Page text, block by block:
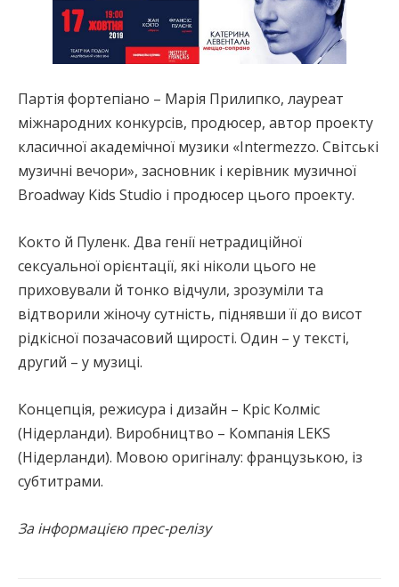
Партія фортепіано – Марія Прилипко, лауреат
міжнародних конкурсів, продюсер, автор проекту
класичної академічної музики «Intermezzo. Світські
музичні вечори», засновник і керівник музичної
Broadway Kids Studio і продюсер цього проекту.
Кокто й Пуленк. Два генії нетрадиційної
сексуальної орієнтації, які ніколи цього не
приховували й тонко відчули, зрозуміли та
відтворили жіночу сутність, піднявши її до висот
рідкісної позачасовий щирості. Один – у тексті,
другий – у музиці.
Концепція, режисура і дизайн – Кріс Колміс
(Нідерланди). Виробництво – Компанія LEKS
(Нідерланди). Мовою оригіналу: французькою, із
субтитрами.
За інформацією прес-релізу